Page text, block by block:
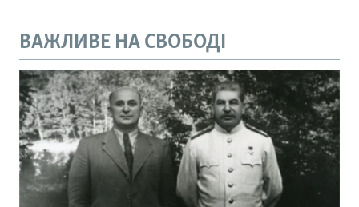
ВАЖЛИВЕ НА СВОБОДІ